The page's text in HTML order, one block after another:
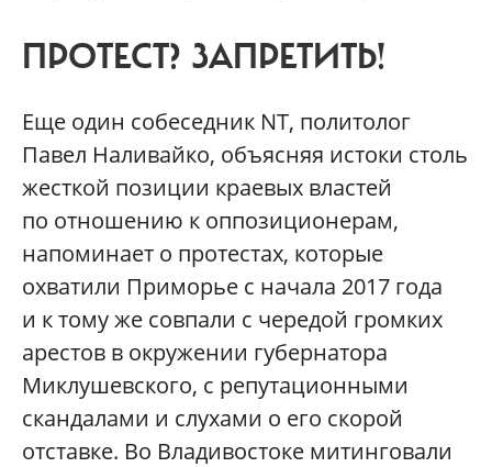
ПРОТЕСТ? ЗАПРЕТИТЬ!
Еще один собеседник NT, политолог
Павел Наливайко, объясняя истоки столь
жесткой позиции краевых властей
по отношению к оппозиционерам,
напоминает о протестах, которые
охватили Приморье с начала 2017 года
и к тому же совпали с чередой громких
арестов в окружении губернатора
Миклушевского, с репутационными
скандалами и слухами о его скорой
отставке. Во Владивостоке митинговали